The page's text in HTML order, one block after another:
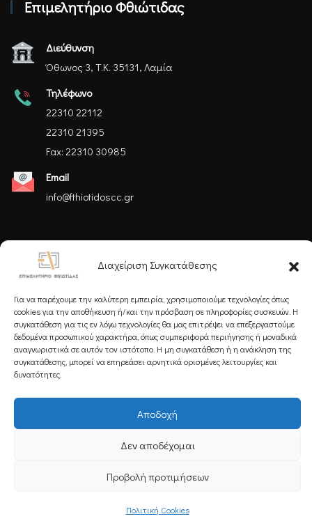
Διαχείριση Συγκατάθεσης
Για να παρέχουμε την καλύτερη εμπειρία, χρησιμοποιούμε τεχνολογίες όπως
cookies για την αποθήκευση ή/και την πρόσβαση σε πληροφορίες συσκευών. Η
συγκατάθεση για τις εν λόγω τεχνολογίες θα μας επιτρέψει να επεξεργαστούμε
δεδομένα προσωπικού χαρακτήρα, όπως συμπεριφορά περιήγησης ή μοναδικά
αναγνωριστικά σε αυτόν τον ιστότοπο. Η μη συγκατάθεση ή η ανάκληση της
συγκατάθεσης, μπορεί να επηρεάσει αρνητικά ορισμένες λειτουργίες και
δυνατότητες.
Αποδοχή
Δεν αποδέχομαι
Προβολή προτιμήσεων
Πολιτική Cookies
Επιμελητήριο Φθιώτιδας
Διεύθυνση
Όθωνος 3, Τ.Κ. 35131, Λαμία
Τηλέφωνο
22310 22112
22310 21395
Fax: 22310 30985
Email
info@fthiotidoscc.gr
Ακολουθήστε μας
Εγγραφείτε στο Newsletter μας
Copyright 2025 Powered byKnowledge A.E.